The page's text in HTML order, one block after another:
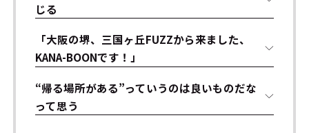
じる
「大阪の堺、三国ヶ丘FUZZから来ました、
KANA-BOONです！」
“帰る場所がある”っていうのは良いものだな
って思う